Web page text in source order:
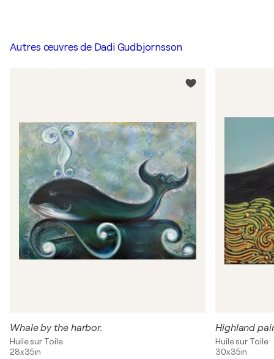
Autres œuvres de Dadi Gudbjornsson
Whale by the harbor.
Huile sur Toile
28x35in
Highland
Huile sur Toile
30x35in